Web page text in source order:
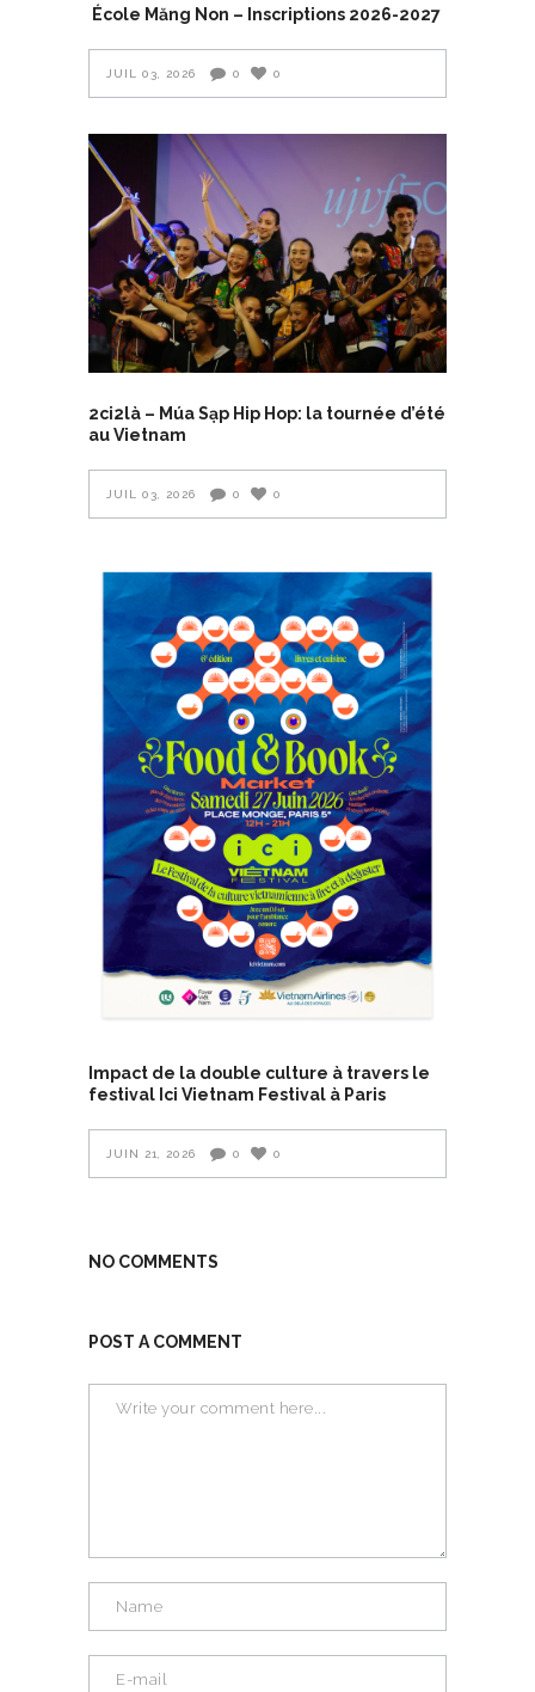
École Măng Non – Inscriptions 2026-2027
JUIL 03, 2026 0 0
2ci2là – Múa Sạp Hip Hop: la tournée d’été
au Vietnam
JUIL 03, 2026 0 0
Impact de la double culture à travers le
festival Ici Vietnam Festival à Paris
JUIN 21, 2026 0 0
NO COMMENTS
POST A COMMENT